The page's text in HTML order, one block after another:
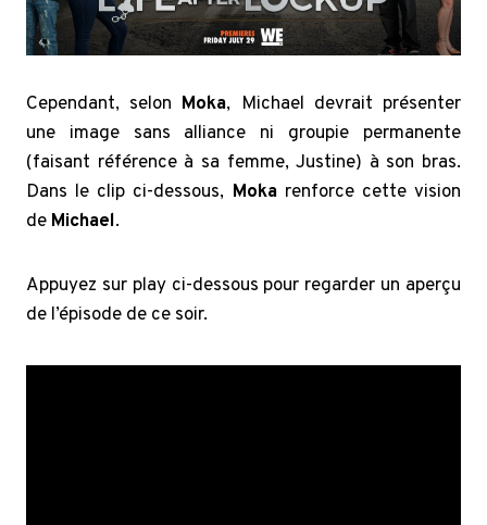
Cependant, selon Moka, Michael devrait présenter
une image sans alliance ni groupie permanente
(faisant référence à sa femme, Justine) à son bras.
Dans le clip ci-dessous, Mokarenforce cette vision
de Michael.
Appuyez sur play ci-dessous pour regarder un aperçu
de l’épisode de ce soir.